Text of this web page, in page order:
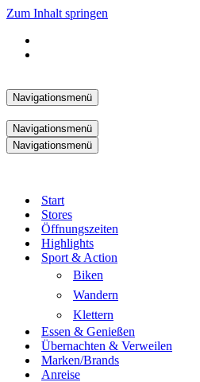
Zum Inhalt springen
Navigationsmenü
Navigationsmenü
Navigationsmenü
Start
Stores
Öffnungszeiten
Highlights
Sport & Action
Biken
Wandern
Klettern
Essen & Genießen
Übernachten & Verweilen
Marken/Brands
Anreise